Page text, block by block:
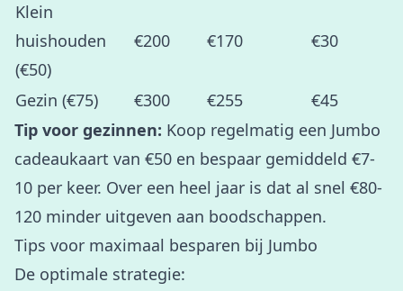
Klein
huishouden
(€50)
€200 €170 €30
Gezin (€75) €300 €255
€45
Tip voor gezinnen: Koop regelmatig een Jumbo
cadeaukaart van €50 en bespaar gemiddeld €7-
10 per keer. Over een heel jaar is dat al snel €80-
120 minder uitgeven aan boodschappen.
Tips voor maximaal besparen bij Jumbo
De optimale strategie: